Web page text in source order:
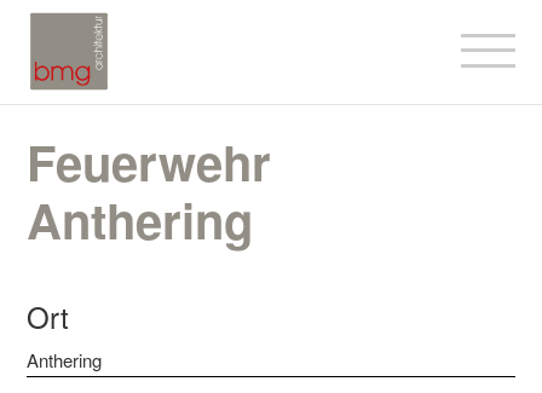
Feuerwehr
Anthering
Ort
Anthering